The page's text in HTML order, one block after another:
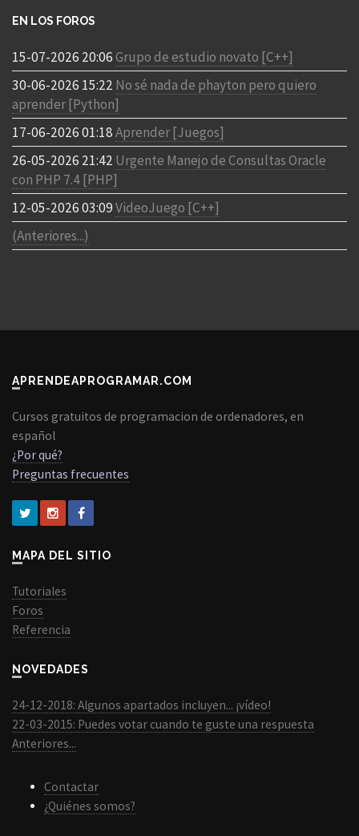
EN LOS FOROS
15-07-2026 20:06Grupo de estudio novato [C++]
30-06-2026 15:22 No sé nada de phayton pero quiero
aprender [Python]
17-06-2026 01:18Aprender [Juegos]
26-05-2026 21:42 Urgente Manejo de Consultas Oracle
con PHP 7.4 [PHP]
12-05-2026 03:09VideoJuego [C++]
(Anteriores...)
APRENDEAPROGRAMAR.COM
Cursos gratuitos de programacion de ordenadores, en
español
¿Por qué?
Preguntas frecuentes
MAPA DEL SITIO
Tutoriales
Foros
Referencia
NOVEDADES
24-12-2018: Algunos apartados incluyen... ¡vídeo!
22-03-2015: Puedes votar cuando te guste una respuesta
Anteriores...
Contactar
¿Quiénes somos?